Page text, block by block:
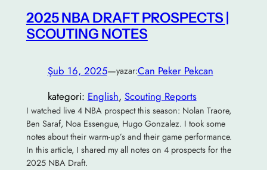
2025 NBA DRAFT PROSPECTS |
SCOUTING NOTES
Şub 16, 2025—yazar:Can Peker Pekcan
kategori: English, Scouting Reports
I watched live 4 NBA prospect this season: Nolan Traore,
Ben Saraf, Noa Essengue, Hugo Gonzalez. I took some
notes about their warm-up’s and their game performance.
In this article, I shared my all notes on 4 prospects for the
2025 NBA Draft.